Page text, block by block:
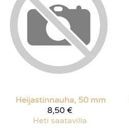
Heijastinnauha, 50 mm
8,50 €
Heti saatavilla